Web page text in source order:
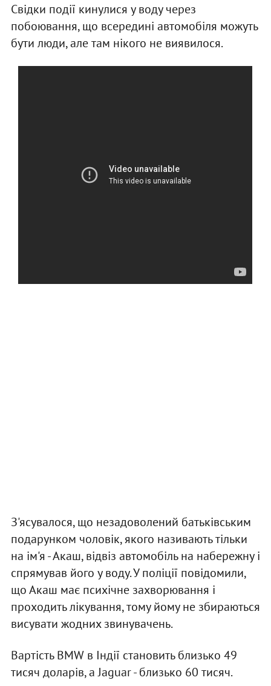
Свідки події кинулися у воду через
побоювання, що всередині автомобіля можуть
бути люди, але там нікого не виявилося.
З'ясувалося, що незадоволений батьківським
подарунком чоловік, якого називають тільки
на ім'я - Акаш, відвіз автомобіль на набережну і
спрямував його у воду. У поліції повідомили,
що Акаш має психічне захворювання і
проходить лікування, тому йому не збираються
висувати жодних звинувачень.
Вартість BMW в Індії становить близько 49
тисяч доларів, а Jaguar - близько 60 тисяч.